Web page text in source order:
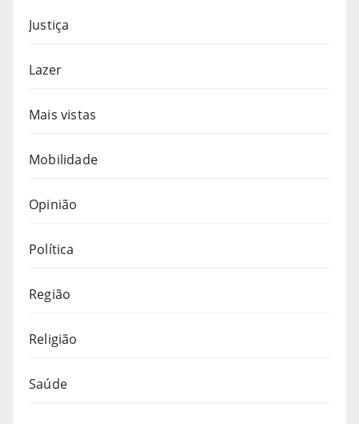
Justiça
Lazer
Mais vistas
Mobilidade
Opinião
Política
Região
Religião
Saúde